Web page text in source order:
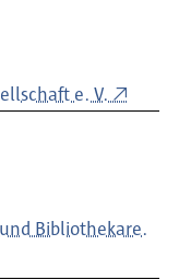
e. V.
Bibliothekare.